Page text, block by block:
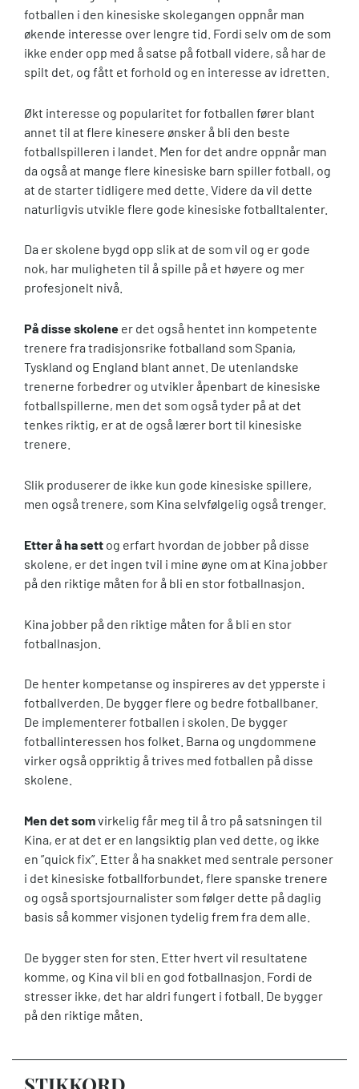
fotballen i den kinesiske skolegangen oppnår man
økende interesse over lengre tid. Fordi selv om de som
ikke ender opp med å satse på fotball videre, så har de
spilt det, og fått et forhold og en interesse av idretten.
Økt interesse og popularitet for fotballen fører blant
annet til at flere kinesere ønsker å bli den beste
fotballspilleren i landet. Men for det andre oppnår man
da også at mange flere kinesiske barn spiller fotball, og
at de starter tidligere med dette. Videre da vil dette
naturligvis utvikle flere gode kinesiske fotballtalenter.
Da er skolene bygd opp slik at de som vil og er gode
nok, har muligheten til å spille på et høyere og mer
profesjonelt nivå.
På disse skolene er det også hentet inn kompetente
trenere fra tradisjonsrike fotballand som Spania,
Tyskland og England blant annet. De utenlandske
trenerne forbedrer og utvikler åpenbart de kinesiske
fotballspillerne, men det som også tyder på at det
tenkes riktig, er at de også lærer bort til kinesiske
trenere.
Slik produserer de ikke kun gode kinesiske spillere,
men også trenere, som Kina selvfølgelig også trenger.
Etter å ha sett og erfart hvordan de jobber på disse
skolene, er det ingen tvil i mine øyne om at Kina jobber
på den riktige måten for å bli en stor fotballnasjon.
Kina jobber på den riktige måten for å bli en stor
fotballnasjon.
De henter kompetanse og inspireres av det ypperste i
fotballverden. De bygger flere og bedre fotballbaner.
De implementerer fotballen i skolen. De bygger
fotballinteressen hos folket. Barna og ungdommene
virker også oppriktig å trives med fotballen på disse
skolene.
Men det somvirkelig får meg til å tro på satsningen til
Kina, er at det er en langsiktig plan ved dette, og ikke
en ”quick fix”. Etter å ha snakket med sentrale personer
i det kinesiske fotballforbundet, flere spanske trenere
og også sportsjournalister som følger dette på daglig
basis så kommer visjonen tydelig frem fra dem alle.
De bygger sten for sten. Etter hvert vil resultatene
komme, og Kina vil bli en god fotballnasjon. Fordi de
stresser ikke, det har aldri fungert i fotball. De bygger
på den riktige måten.